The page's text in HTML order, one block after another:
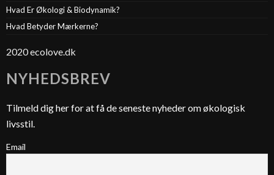
Hvad Er Økologi & Biodynamik?
Hvad Betyder Mærkerne?
2020 ecolove.dk
NYHEDSBREV
Tilmeld dig her for at få de seneste nyheder om økologisk
livsstil.
Email